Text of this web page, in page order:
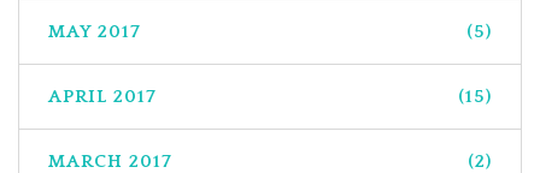
MAY 2017 (5)
APRIL 2017 (15)
MARCH 2017 (2)